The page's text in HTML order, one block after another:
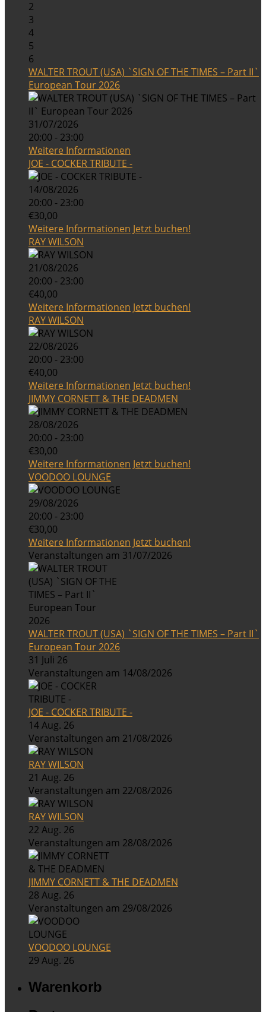
2
3
4
5
6
WALTER TROUT (USA) `SIGN OF THE TIMES – Part II`
European Tour 2026
31/07/2026
20:00 - 23:00
Weitere Informationen
JOE - COCKER TRIBUTE -
14/08/2026
20:00 - 23:00
€30,00
Weitere Informationen Jetzt buchen!
RAY WILSON
21/08/2026
20:00 - 23:00
€40,00
Weitere Informationen Jetzt buchen!
RAY WILSON
22/08/2026
20:00 - 23:00
€40,00
Weitere Informationen Jetzt buchen!
JIMMY CORNETT & THE DEADMEN
28/08/2026
20:00 - 23:00
€30,00
Weitere Informationen Jetzt buchen!
VOODOO LOUNGE
29/08/2026
20:00 - 23:00
€30,00
Weitere Informationen Jetzt buchen!
Veranstaltungen am 31/07/2026
WALTER TROUT (USA) `SIGN OF THE TIMES – Part II`
European Tour 2026
31 Juli 26
Veranstaltungen am 14/08/2026
JOE - COCKER TRIBUTE -
14 Aug. 26
Veranstaltungen am 21/08/2026
RAY WILSON
21 Aug. 26
Veranstaltungen am 22/08/2026
RAY WILSON
22 Aug. 26
Veranstaltungen am 28/08/2026
JIMMY CORNETT & THE DEADMEN
28 Aug. 26
Veranstaltungen am 29/08/2026
VOODOO LOUNGE
29 Aug. 26
Warenkorb